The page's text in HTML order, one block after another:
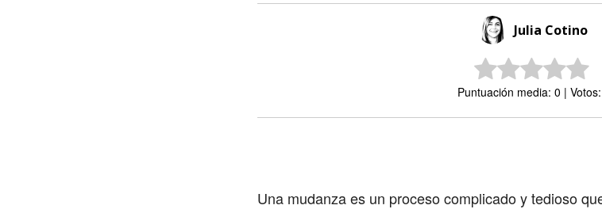
Julia Cotino
Puntuación media: 0 |
Una mudanza es un proceso complicado y tedioso